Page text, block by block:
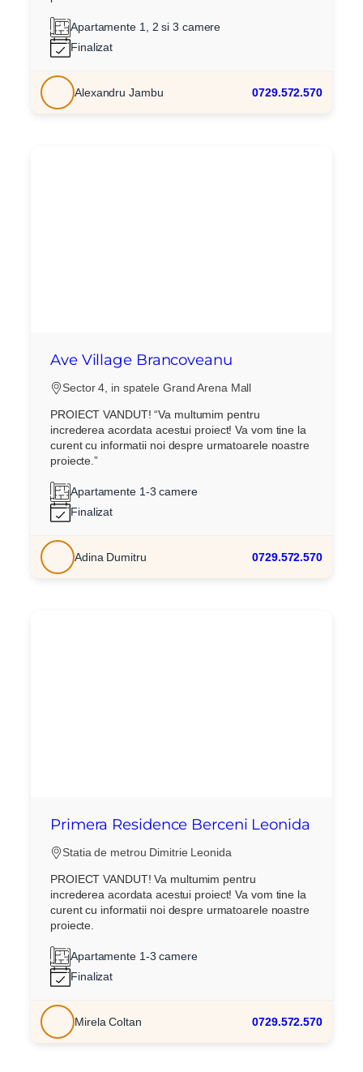
Apartamente 1, 2 si 3 camere
Finalizat
Alexandru Jambu 0729.572.570
Ave Village Brancoveanu
Sector 4, in spatele Grand Arena Mall
PROIECT VANDUT! “Va multumim pentru
increderea acordata acestui proiect! Va vom tine la
curent cu informatii noi despre urmatoarele noastre
proiecte.”
Apartamente 1-3 camere
Finalizat
Adina Dumitru 0729.572.570
Primera Residence Berceni Leonida
Statia de metrou Dimitrie Leonida
PROIECT VANDUT! Va multumim pentru
increderea acordata acestui proiect! Va vom tine la
curent cu informatii noi despre urmatoarele noastre
proiecte.
Apartamente 1-3 camere
Finalizat
Mirela Coltan 0729.572.570
Am citit si sunt de acord cutermenii si conditiile
SudRezidential.ro
Sunt de acord cuprelucrarea datelor cu caracter personal